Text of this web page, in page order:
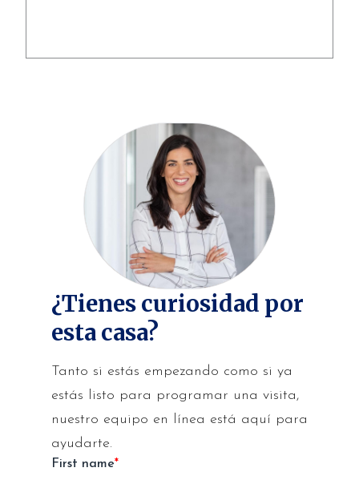
¿Tienes curiosidad por
esta casa?
Tanto si estás empezando como si ya
estás listo para programar una visita,
nuestro equipo en línea está aquí para
ayudarte.